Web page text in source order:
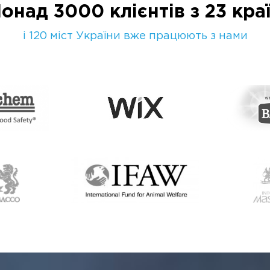
3000 клієнтів з 23
і 120 міст України вже працюють з нами